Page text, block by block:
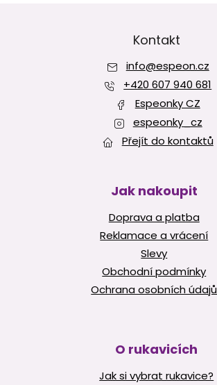
p
i
s
u
Kontakt
info@espeon.cz
+420 607 940 681
Espeonky CZ
espeonky_cz
Přejít do kontaktů
Jak nakoupit
Doprava a platba
Reklamace a vrácení
Slevy
Obchodní podmínky
Ochrana osobních údajů
O rukavicích
Jak si vybrat rukavice?